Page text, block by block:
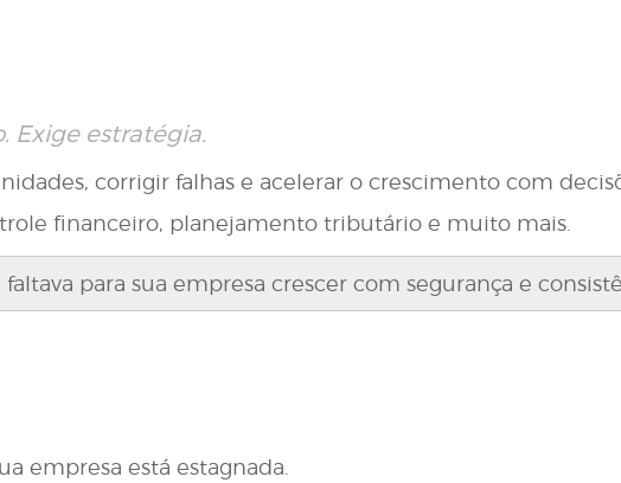
Exige estratégia.
corrigir falhas e acelerar o crescimento com
financeiro, planejamento tributário e muito mais.
para sua empresa crescer com segurança e
empresa está estagnada.